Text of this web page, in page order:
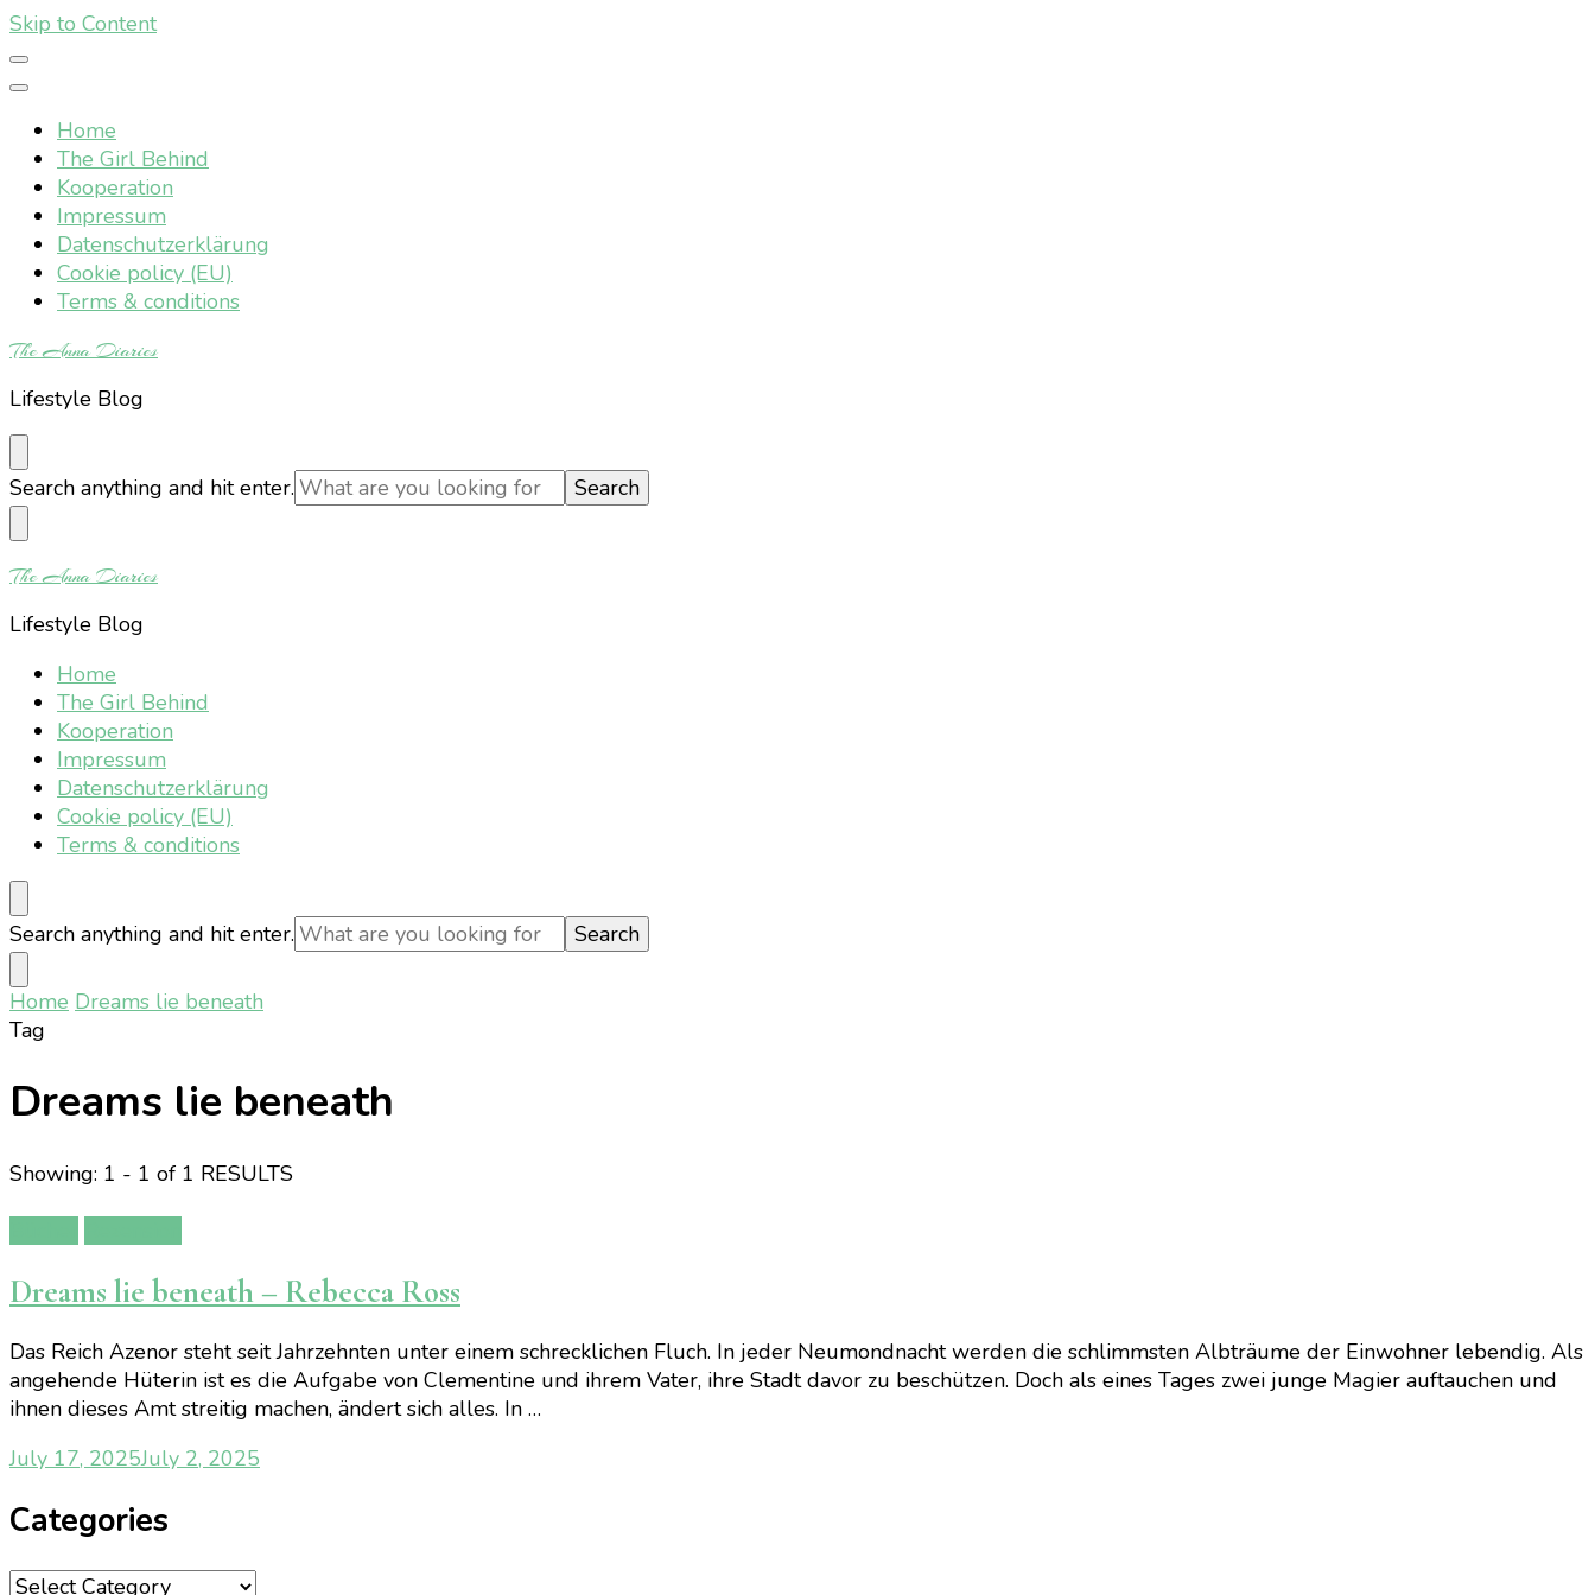
Skip to Content
Home
The Girl Behind
Kooperation
Impressum
Datenschutzerklärung
Cookie policy (EU)
Terms & conditions
The Anna Diaries
Lifestyle Blog
Looking
for
Something?
Search anything and hit enter.
The Anna Diaries
Lifestyle Blog
Home
The Girl Behind
Kooperation
Impressum
Datenschutzerklärung
Cookie policy (EU)
Terms & conditions
Looking
for
Something?
Search anything and hit enter.
Home Dreams lie beneath
Tag
Dreams lie beneath
Showing: 1 - 1 of 1 RESULTS
Dreams lie beneath – Rebecca Ross
Das Reich Azenor steht seit Jahrzehnten unter einem schrecklichen Fluch. In jeder Neumondnacht werden die schlimmsten Albträume der Einwohner lebendig. Als
angehende Hüterin ist es die Aufgabe von Clementine und ihrem Vater, ihre Stadt davor zu beschützen. Doch als eines Tages zwei junge Magier auftauchen und
ihnen dieses Amt streitig machen, ändert sich alles. In …
July 17, 2025July 2, 2025
Categories
Categories